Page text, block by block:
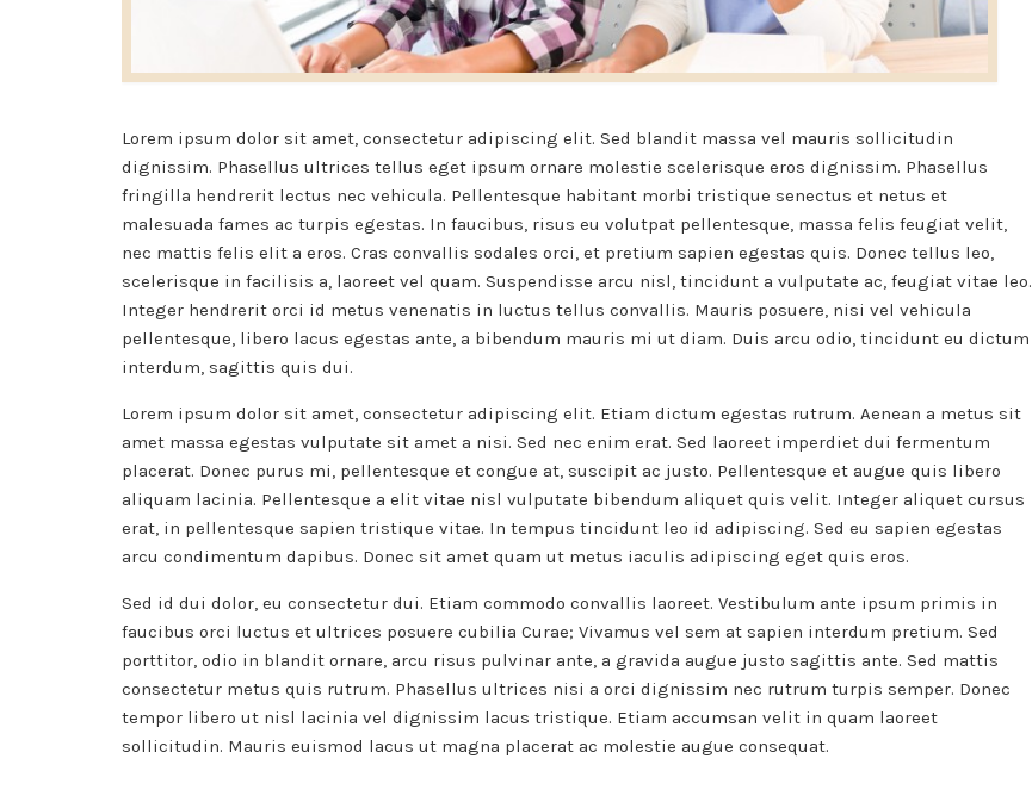
Lorem ipsum dolor sit amet, consectetur adipiscing elit. Sed blandit massa vel mauris sollicitudin
dignissim. Phasellus ultrices tellus eget ipsum ornare molestie scelerisque eros dignissim. Phasellus
fringilla hendrerit lectus nec vehicula. Pellentesque habitant morbi tristique senectus et netus et
malesuada fames ac turpis egestas. In faucibus, risus eu volutpat pellentesque, massa felis feugiat velit,
nec mattis felis elit a eros. Cras convallis sodales orci, et pretium sapien egestas quis. Donec tellus leo,
scelerisque in facilisis a, laoreet vel quam. Suspendisse arcu nisl, tincidunt a vulputate ac, feugiat vitae leo.
Integer hendrerit orci id metus venenatis in luctus tellus convallis. Mauris posuere, nisi vel vehicula
pellentesque, libero lacus egestas ante, a bibendum mauris mi ut diam. Duis arcu odio, tincidunt eu dictum
interdum, sagittis quis dui.
Lorem ipsum dolor sit amet, consectetur adipiscing elit. Etiam dictum egestas rutrum. Aenean a metus sit
amet massa egestas vulputate sit amet a nisi. Sed nec enim erat. Sed laoreet imperdiet dui fermentum
placerat. Donec purus mi, pellentesque et congue at, suscipit ac justo. Pellentesque et augue quis libero
aliquam lacinia. Pellentesque a elit vitae nisl vulputate bibendum aliquet quis velit. Integer aliquet cursus
erat, in pellentesque sapien tristique vitae. In tempus tincidunt leo id adipiscing. Sed eu sapien egestas
arcu condimentum dapibus. Donec sit amet quam ut metus iaculis adipiscing eget quis eros.
Sed id dui dolor, eu consectetur dui. Etiam commodo convallis laoreet. Vestibulum ante ipsum primis in
faucibus orci luctus et ultrices posuere cubilia Curae; Vivamus vel sem at sapien interdum pretium. Sed
porttitor, odio in blandit ornare, arcu risus pulvinar ante, a gravida augue justo sagittis ante. Sed mattis
consectetur metus quis rutrum. Phasellus ultrices nisi a orci dignissim nec rutrum turpis semper. Donec
tempor libero ut nisl lacinia vel dignissim lacus tristique. Etiam accumsan velit in quam laoreet
sollicitudin. Mauris euismod lacus ut magna placerat ac molestie augue consequat.